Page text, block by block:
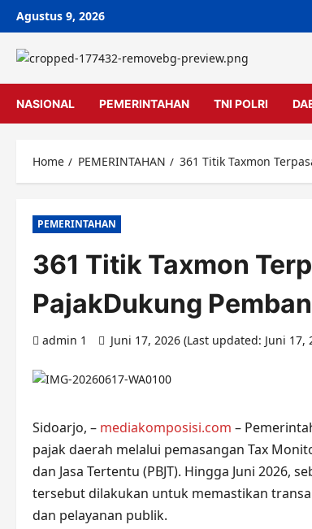
Skip
content
Agustus 9, 2026
NASIONAL PEMERINTAHAN TNI POLRI
Home PEMERINTAHAN 361 Titik Taxmon
PEMERINTAHAN
361 Titik Taxmon
PajakDukung
admin 1 Juni 17, 2026 (Last updated: Juni 17,
Sidoarjo, – mediakomposisi.com –
pajak daerah melalui pemasangan Tax
dan Jasa Tertentu (PBJT). Hingga Juni
tersebut dilakukan untuk memastikan
dan pelayanan publik.